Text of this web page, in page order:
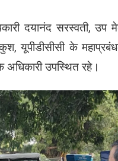
दयानंद सरस्वती, उप
यूपीडीसीसी के
अधिकारी उपस्थित रहे।